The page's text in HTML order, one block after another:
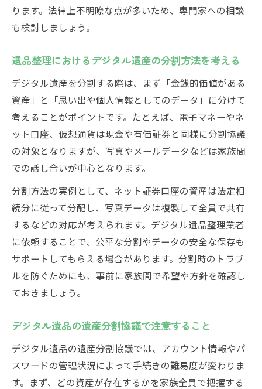
ります。法律上不明瞭な点が多いため、専門家への相談
も検討しましょう。
遺品整理におけるデジタル遺産の分割方法を考える
デジタル遺産を分割する際は、まず「金銭的価値がある
資産」と「思い出や個人情報としてのデータ」に分けて
考えることがポイントです。たとえば、電子マネーやネ
ット口座、仮想通貨は現金や有価証券と同様に分割協議
の対象となりますが、写真やメールデータなどは家族間
での話し合いが中心となります。
分割方法の実例として、ネット証券口座の資産は法定相
続分に従って分配し、写真データは複製して全員で共有
するなどの対応が考えられます。デジタル遺品整理業者
に依頼することで、公平な分割やデータの安全な保存も
サポートしてもらえる場合があります。分割時のトラブ
ルを防ぐためにも、事前に家族間で希望や方針を確認し
ておきましょう。
デジタル遺品の遺産分割協議で注意すること
デジタル遺品の遺産分割協議では、アカウント情報やパ
スワードの管理状況によって手続きの難易度が変わりま
す。まず、どの資産が存在するかを家族全員で把握する